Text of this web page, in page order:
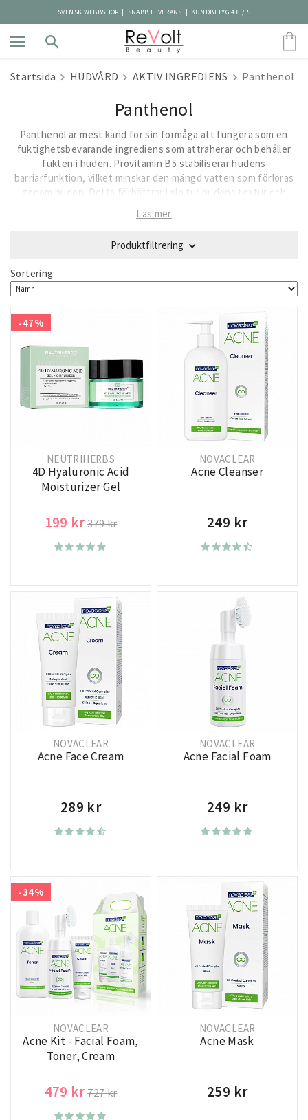
SVENSK WEBBSHOP | SNABB LEVERANS | KUNDBETYG 4.6 / 5
Startsida HUDVÅRD AKTIV INGREDIENS Panthenol
Panthenol
Panthenol är mest känd för sin förmåga att fungera som en
fuktighetsbevarande ingrediens som attraherar och behåller
fukten i huden. Provitamin B5 stabiliserar hudens
barriärfunktion, vilket minskar den mängd vatten som förloras
genom huden. Detta förbättrar i sin tur hudens textur och
elasticitet, vilket gör panthenol idealisk för behandling av torr,
fjällande eller grov hud. En mogen hud uppfattas slätare och
egenskaper, hjälper också panthenol huden att försvara sig
klåda, rodnad och dämpar inflammation. Tack vare sina
lugnande och reparerande egenskaper, har panthenol också en
solbränd hud får hjälp av produkter med panthenol, eftersom
ingrediensen påskyndar läkning i huden.
Läs mer
Produktfiltrering
Sortering:
-47%
NEUTRIHERBS
4D Hyaluronic Acid
Moisturizer Gel
199 kr379 kr
NOVACLEAR
Acne Cleanser
249 kr
NOVACLEAR
Acne Face Cream
289 kr
NOVACLEAR
Acne Facial Foam
249 kr
-34%
NOVACLEAR
Acne Kit - Facial Foam,
Toner, Cream
479 kr727 kr
NOVACLEAR
Acne Mask
259 kr